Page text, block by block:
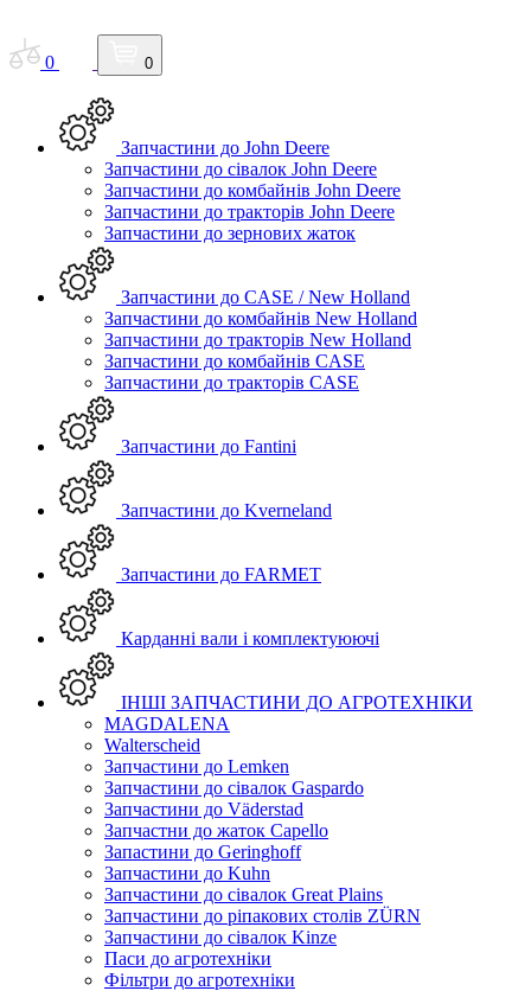
0 0
Запчастини до John Deere
Запчастини до сівалок John Deere
Запчастини до комбайнів John Deere
Запчастини до тракторів John Deere
Запчастини до зернових жаток
Запчастини до CASE / New Holland
Запчастини до комбайнів New Holland
Запчастини до тракторів New Holland
Запчастини до комбайнів CASE
Запчастини до тракторів CASE
Запчастини до Fantini
Запчастини до Kverneland
Запчастини до FARMET
Карданні вали і комплектуюючі
ІНШІ ЗАПЧАСТИНИ ДО АГРОТЕХНІКИ
MAGDALENA
Walterscheid
Запчастини до Lemken
Запчастини до сівалок Gaspardo
Запчастини до Väderstad
Запчастни до жаток Capello
Запастини до Geringhoff
Запчастини до Kuhn
Запчастини до сівалок Great Plains
Запчастини до ріпакових столів ZÜRN
Запчастини до сівалок Kinze
Паси до агротехніки
Фільтри до агротехніки